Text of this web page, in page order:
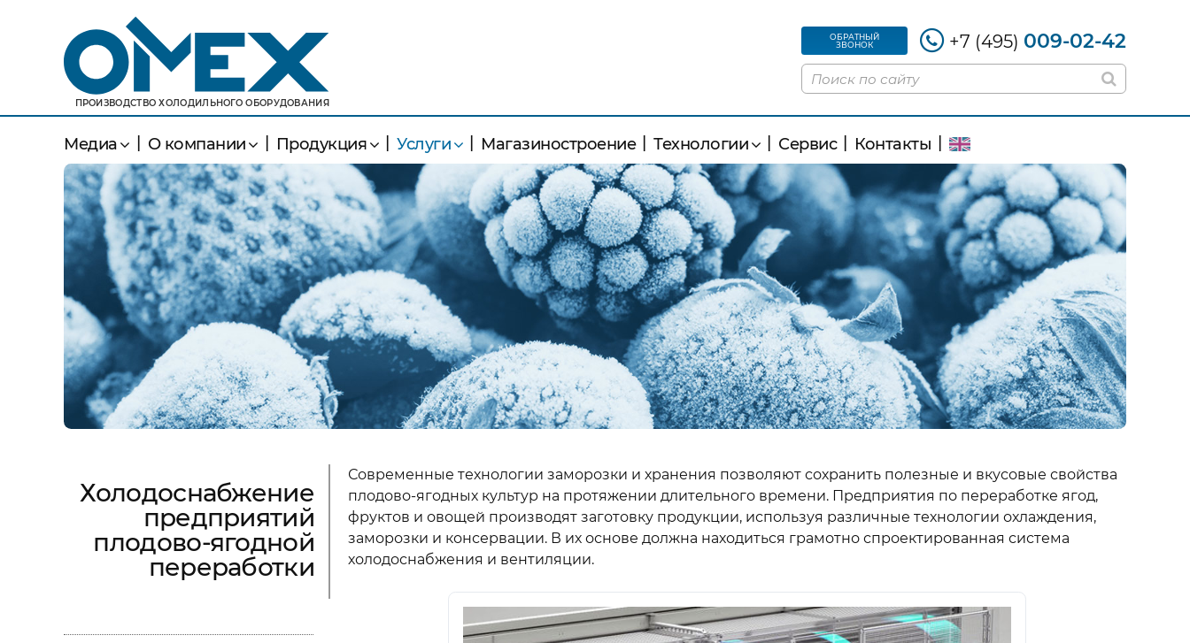
ПРОИЗВОДСТВО ХОЛОДИЛЬНОГО ОБОРУДОВАНИЯ
ОБРАТНЫЙ
ЗВОНОК
+7 (495) 009-02-42
Медиа О компании Продукция Услуги Магазиностроение Технологии Сервис Контакты
Холодоснабжение
предприятий
плодово-ягодной
переработки
Современные технологии заморозки и хранения позволяют сохранить полезные и вкусовые свойства
плодово-ягодных культур на протяжении длительного времени. Предприятия по переработке ягод,
фруктов и овощей производят заготовку продукции, используя различные технологии охлаждения,
заморозки и консервации. В их основе должна находиться грамотно спроектированная система
холодоснабжения и вентиляции.